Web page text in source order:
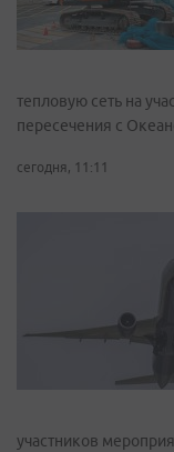
тепловую сеть на
пересечения с
сегодня, 11:11
участников